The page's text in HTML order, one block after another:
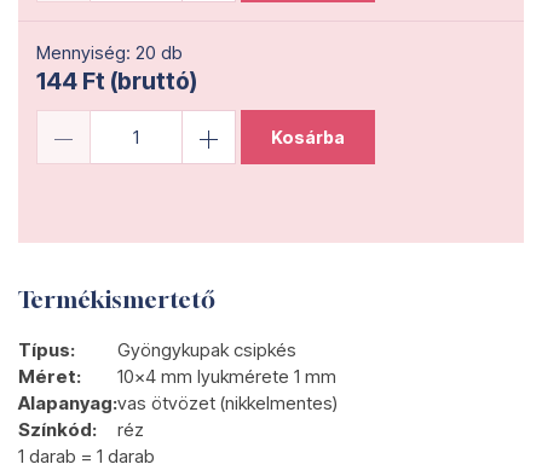
Mennyiség: 20 db
144 Ft (bruttó)
Kosárba
Termékismertető
Típus:
Gyöngykupak csipkés
Méret:
10x4 mm lyukmérete 1 mm
Alapanyag:vas ötvözet (nikkelmentes)
Színkód:
réz
1 darab = 1 darab